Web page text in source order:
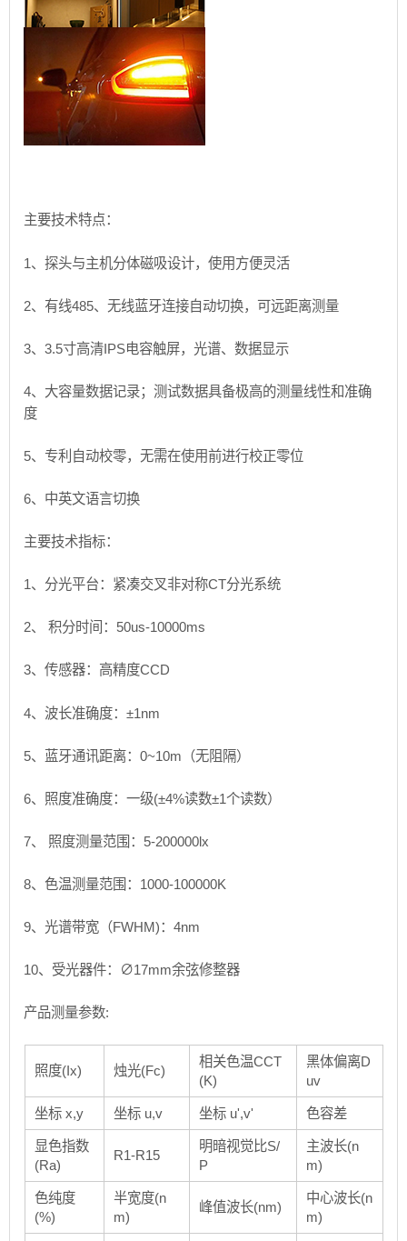
主要技术特点：
1、探头与主机分体磁吸设计，使用方便灵活
2、有线485、无线蓝牙连接自动切换，可远距离测量
3、3.5寸高清IPS电容触屏，光谱、数据显示
4、大容量数据记录；测试数据具备极高的测量线性和准确
度
5、专利自动校零，无需在使用前进行校正零位
6、中英文语言切换
主要技术指标：
1、分光平台：紧凑交叉非对称CT分光系统
2、 积分时间：50us-10000ms
3、传感器：高精度CCD
4、波长准确度：±1nm
5、蓝牙通讯距离：0~10m（无阻隔）
6、照度准确度：一级(±4%读数±1个读数）
7、 照度测量范围：5-200000lx
8、色温测量范围：1000-100000K
9、光谱带宽（FWHM)：4nm
10、受光器件：∅17mm余弦修整器
产品测量参数:
照度(Ix) 烛光(Fc)
相关色温CCT
(K)
黑体偏离D
uv
坐标 x,y 坐标 u,v 坐标 u',v' 色容差
显色指数
(Ra)
R1-R15
明暗视觉比S/
P
主波长(n
m)
色纯度
(%)
半宽度(n
m)
峰值波长(nm)
中心波长(n
m)